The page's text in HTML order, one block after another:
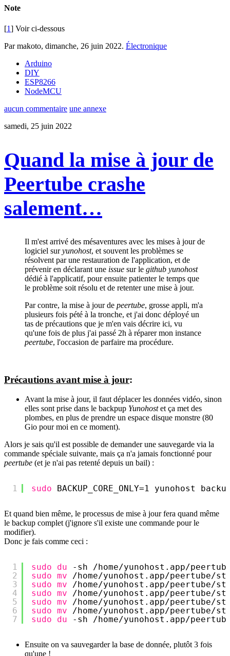
Note
[1] Voir ci-dessous
Par makoto, dimanche, 26 juin 2022. Électronique
Arduino
DIY
ESP8266
NodeMCU
aucun commentaire une annexe
samedi, 25 juin 2022
Quand la mise à jour de
Peertube crashe
salement…
Il m'est arrivé des mésaventures avec les mises à jour de
logiciel suryunohost, et souvent les problèmes se
résolvent par une restauration de l'application, et de
prévenir en déclarant une issue sur le github yunohost
dédié à l'applicatif, pour ensuite patienter le temps que
le problème soit résolu et de retenter une mise à jour.
Par contre, la mise à jour de peertube, grosse appli, m'a
plusieurs fois pété à la tronche, et j'ai donc déployé un
tas de précautions que je m'en vais décrire ici, vu
qu'une fois de plus j'ai passé 2h à réparer mon instance
peertube, l'occasion de parfaire ma procédure.
Précautions avant mise à jour:
Avant la mise à jour, il faut déplacer les données vidéo, sinon
elles sont prise dans le backpup Yunohostet ça met des
plombes, en plus de prendre un espace disque monstre (80
Gio pour moi en ce moment).
Alors je sais qu'il est possible de demander une sauvegarde via la
commande spéciale suivante, mais ça n'a jamais fonctionné pour
peertube (et je n'ai pas retenté depuis un bail) :
1 sudo BACKUP_CORE_ONLY=1 yunohost
Et quand bien même, le processus de mise à jour fera quand même
le backup complet (j'ignore s'il existe une commande pour le
modifier).
Donc je fais comme ceci :
1
2
3
4
5
6
7
sudo du -sh /home/yunohost .app/
sudo mv /home/yunohost .app/peertube/
sudo mv /home/yunohost .app/peertube/
sudo mv /home/yunohost .app/peertube/
sudo mv /home/yunohost .app/peertube/
sudo mv /home/yunohost .app/peertube/
sudo
du -sh /home/yunohost .app/
Ensuite on va sauvegarder la base de donnée, plutôt 3 fois
qu'une !